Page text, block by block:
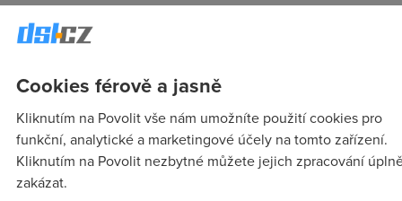
v Adobe Photoshop slunce.
Cookies férově a jasně
Kliknutím na Povolit vše nám umožníte použití cookies pro
funkční, analytické a marketingové účely na tomto zařízení.
Kliknutím na Povolit nezbytné můžete jejich zpracování
zakázat.